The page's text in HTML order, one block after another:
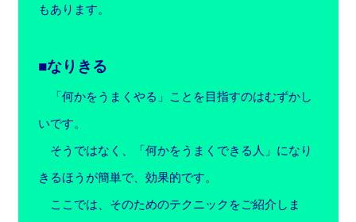
もあります。
■なりきる
「何かをうまくやる」ことを目指すのはむずかし
いです。
そうではなく、「何かをうまくできる人」になり
きるほうが簡単で、効果的です。
ここでは、そのためのテクニックをご紹介しま